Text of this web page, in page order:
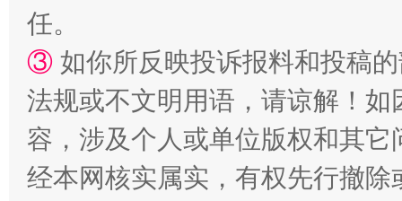
“蜀中异人”王建安的艺术幻境
任。
③ 如你所反映投诉报料和投稿
法规或不文明用语，请谅解！
容，涉及个人或单位版权和其它
经本网核实属实，有权先行撤